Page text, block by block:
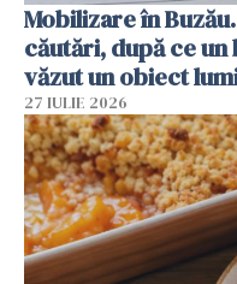
Mobilizare în
căutări, după ce un
văzut un obiect
27 IULIE 2026